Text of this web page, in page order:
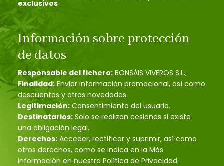
exclusivos
Información sobre protección
de datos
Responsable del fichero: BONSÁIS VIVEROS S.L.;
Finalidad: Enviar información promocional, así como
descuentos y otras novedades.
Legitimación: Consentimiento del usuario.
Destinatarios: Solo se realizan cesiones si existe
una obligación legal.
Derechos: Acceder, rectificar y suprimir, así como
otros derechos, como se indica en la Más
información en nuestra Política de Privacidad.